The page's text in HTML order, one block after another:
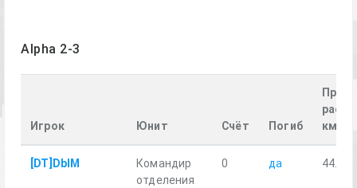
Alpha 2-3
Игрок Юнит Счёт Погиб
км
[DT]DblM
Командир
отделения
0 да 44.80